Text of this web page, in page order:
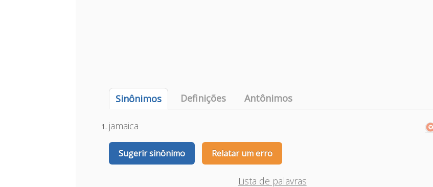
Sinônimos Definições Antônimos
jamaica
Sugerir sinônimo Relatar um erro
Lista de palavras